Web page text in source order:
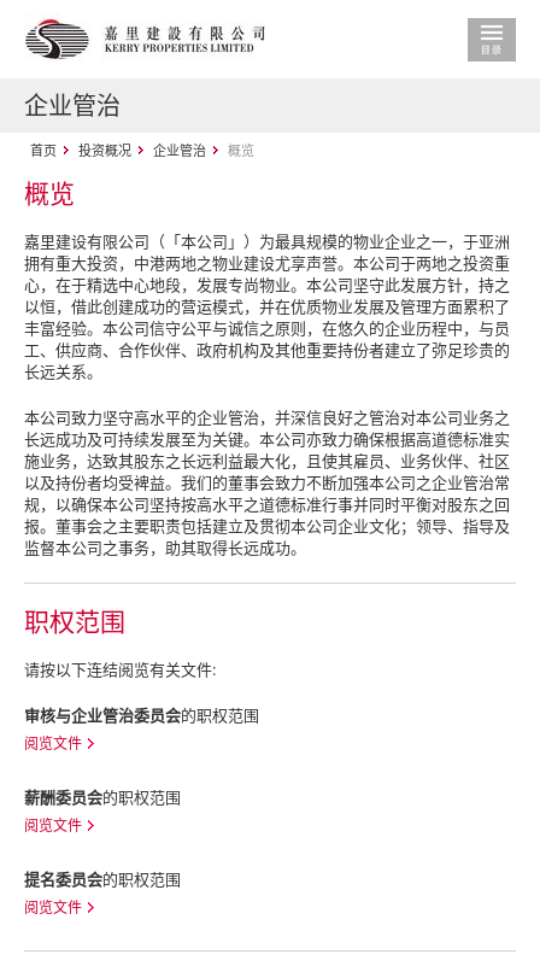
企业管治
首页 投资概况 企业管治 概览
概览
嘉里建设有限公司（「本公司」）为最具规模的物业企业之一，于亚洲
拥有重大投资，中港两地之物业建设尤享声誉。本公司于两地之投资重
心，在于精选中心地段，发展专尚物业。本公司坚守此发展方针，持之
以恒，借此创建成功的营运模式，并在优质物业发展及管理方面累积了
丰富经验。本公司信守公平与诚信之原则，在悠久的企业历程中，与员
工、供应商、合作伙伴、政府机构及其他重要持份者建立了弥足珍贵的
长远关系。
本公司致力坚守高水平的企业管治，并深信良好之管治对本公司业务之
长远成功及可持续发展至为关键。本公司亦致力确保根据高道德标准实
施业务，达致其股东之长远利益最大化，且使其雇员、业务伙伴、社区
以及持份者均受裨益。我们的董事会致力不断加强本公司之企业管治常
规，以确保本公司坚持按高水平之道德标准行事并同时平衡对股东之回
报。董事会之主要职责包括建立及贯彻本公司企业文化；领导、指导及
监督本公司之事务，助其取得长远成功。
职权范围
请按以下连结阅览有关文件:
审核与企业管治委员会的职权范围
阅览文件
薪酬委员会的职权范围
阅览文件
提名委员会的职权范围
阅览文件